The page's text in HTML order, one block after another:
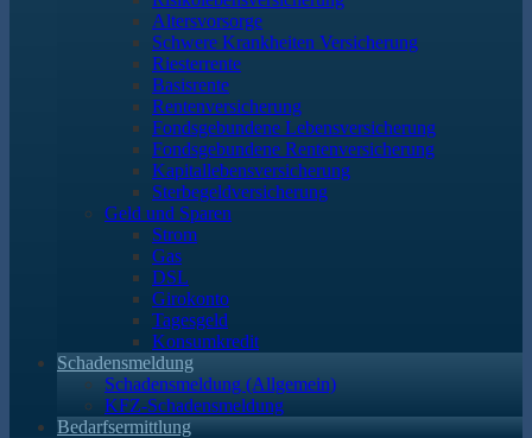
Altersvorsorge
Schwere Krankheiten Versicherung
Riesterrente
Basisrente
Rentenversicherung
Fondsgebundene Lebensversicherung
Fondsgebundene Rentenversicherung
Kapitallebensversicherung
Sterbegeldversicherung
Geld und Sparen
Strom
Gas
DSL
Girokonto
Tagesgeld
Konsumkredit
Schadensmeldung
Schadensmeldung (Allgemein)
KFZ-Schadensmeldung
Bedarfsermittlung